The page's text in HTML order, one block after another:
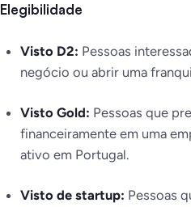
Elegibilidade
Visto D2: Pessoas
negócio ou abrir uma
Visto Gold: Pessoas que
financeiramente em uma
ativo em Portugal.
Visto de startup: Pessoas